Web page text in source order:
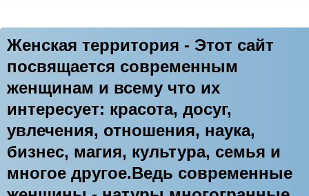
Женская территория - Этот сайт
посвящается современным
женщинам и всему что их
интересует: красота, досуг,
увлечения, отношения, наука,
бизнес, магия, культура, семья и
многое другое.Ведь современные